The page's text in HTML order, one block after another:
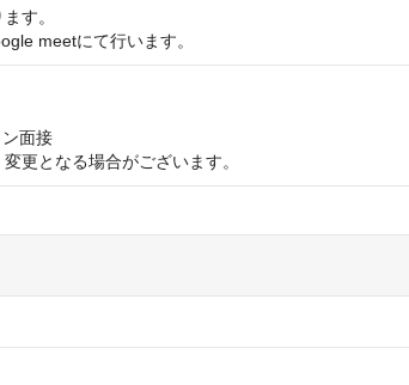
す。
meetにて行います。
面接
更となる場合がございます。